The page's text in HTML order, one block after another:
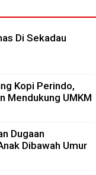
Di Sekadau
Kopi Perindo,
Mendukung UMKM
Dugaan
Dibawah Umur